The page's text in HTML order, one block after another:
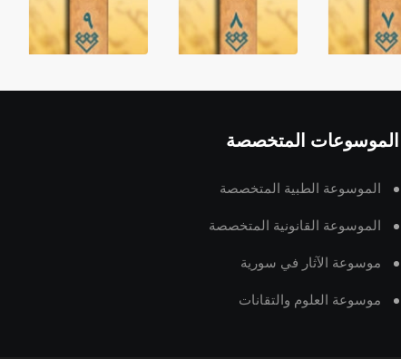
الموسوعات المتخصصة
الموسوعة الطبية المتخصصة
الموسوعة القانونية المتخصصة
موسوعة الآثار في سورية
موسوعة العلوم والتقانات